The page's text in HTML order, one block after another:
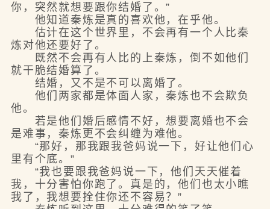
你，突然就想要跟你结婚了。”
他知道秦炼是真的喜欢他，在乎他。
估计在这个世界里，不会再有一个人比秦
炼对他还要好了。
既然不会再有人比的上秦炼，倒不如他们
就干脆结婚算了。
结婚，又不是不可以离婚了。
他们两家都是体面人家，秦炼也不会欺负
他。
若是他们婚后感情不好，想要离婚也不会
是难事，秦炼更不会纠缠为难他。
“那好，那我跟我爸妈说一下，好让他们心
里有个底。”
“我也要跟我爸妈说一下，他们天天催着
我，十分害怕你跑了。真是的，他们也太小瞧
我了，我想要拴住你还不容易？”